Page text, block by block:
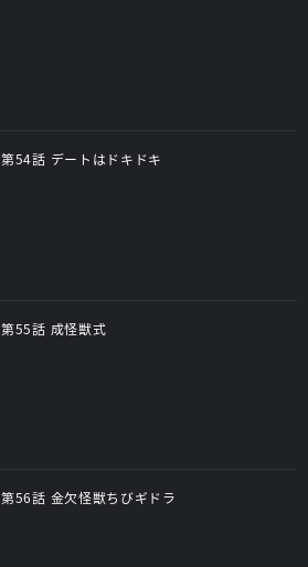
第54話 デートはドキドキ
第55話 成怪獣式
第56話 金欠怪獣ちびギドラ